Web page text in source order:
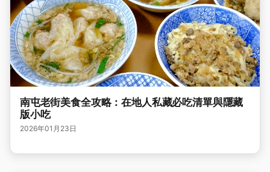
南屯老街美食全攻略：在地人私藏必吃清單與隱藏
版小吃
2026年01月23日